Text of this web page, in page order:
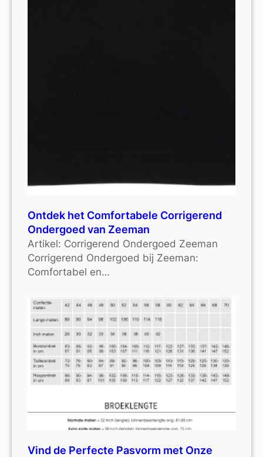
Ontdek het Comfortabele Corrigerend
Ondergoed van Zeeman
Artikel: Corrigerend Ondergoed Zeeman
Corrigerend Ondergoed bij Zeeman:
Comfortabel en…
Vind de Perfecte Pasvorm met Onze